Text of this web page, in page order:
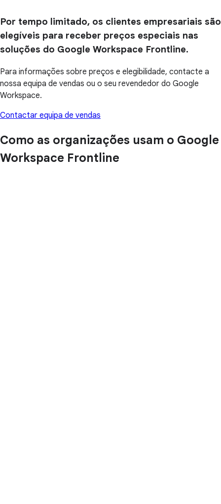
Por tempo limitado, os clientes empresariais são
elegíveis para receber preços especiais nas
soluções do Google Workspace Frontline.
Para informações sobre preços e elegibilidade, contacte a
nossa equipa de vendas ou o seu revendedor do Google
Workspace.
Contactar equipa de vendas
Como as organizações usam o Google
Workspace Frontline